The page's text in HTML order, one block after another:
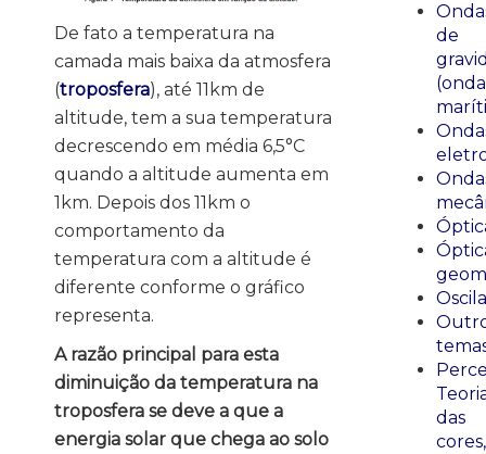
De fato a temperatura na
camada mais baixa da atmosfera
(troposfera), até 11km de
altitude, tem a sua temperatura
decrescendo em média 6,5°C
quando a altitude aumenta em
1km. Depois dos 11km o
comportamento da
temperatura com a altitude é
diferente conforme o gráfico
representa.
A razão principal para esta
diminuição da temperatura na
troposfera se deve a que a
energia solar que chega ao solo
de
das
cores,